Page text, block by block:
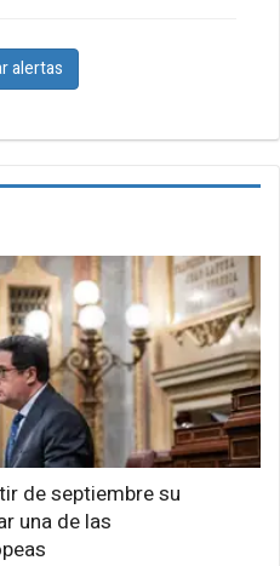
alertas
de septiembre su
una de las